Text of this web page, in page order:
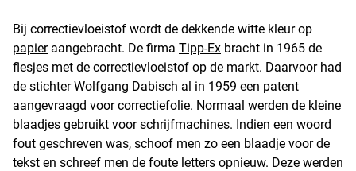
Bij correctievloeistof wordt de dekkende witte kleur op
papieraangebracht. De firma Tipp-Ex bracht in 1965 de
flesjes met de correctievloeistof op de markt. Daarvoor had
de stichter Wolfgang Dabisch al in 1959 een patent
aangevraagd voor correctiefolie. Normaal werden de kleine
blaadjes gebruikt voor schrijfmachines. Indien een woord
fout geschreven was, schoof men zo een blaadje voor de
tekst en schreef men de foute letters opnieuw. Deze werden